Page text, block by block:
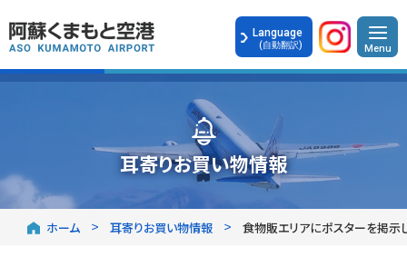
Language
(自動翻訳)
耳寄りお買い物情報
ホーム 耳寄りお買い物情報 食物販エリアにポスターを掲示